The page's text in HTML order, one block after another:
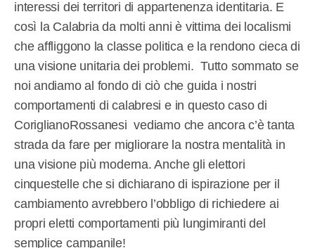
interessi dei territori di appartenenza identitaria. E
così la Calabria da molti anni è vittima dei localismi
che affliggono la classe politica e la rendono cieca di
una visione unitaria dei problemi. Tutto sommato se
noi andiamo al fondo di ciò che guida i nostri
comportamenti di calabresi e in questo caso di
CoriglianoRossanesi vediamo che ancora c’è tanta
strada da fare per migliorare la nostra mentalità in
una visione più moderna. Anche gli elettori
cinquestelle che si dichiarano di ispirazione per il
cambiamento avrebbero l’obbligo di richiedere ai
propri eletti comportamenti più lungimiranti del
semplice campanile!